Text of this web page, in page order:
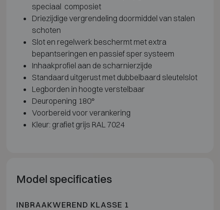
speciaal composiet
Driezijdige vergrendeling doormiddel van stalen
schoten
Slot en regelwerk beschermt met extra
bepantseringen en passief sper systeem
Inhaakprofiel aan de scharnierzijde
Standaard uitgerust met dubbelbaard sleutelslot
Legborden in hoogte verstelbaar
Deuropening 180°
Voorbereid voor verankering
Kleur: grafiet grijs RAL 7024
Model specificaties
INBRAAKWEREND KLASSE 1